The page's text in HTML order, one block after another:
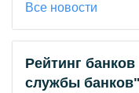
Все новости
Рейтинг
службы банков"